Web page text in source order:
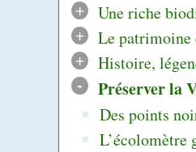
+
Une riche
+
Le patrimoine
+
Histoire,
- Préserver la
Des points
L’écolomètre